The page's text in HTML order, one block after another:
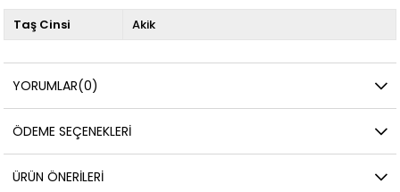
Taş Cinsi Akik
YORUMLAR(0)
ÖDEME SEÇENEKLERI
ÜRÜN ÖNERILERI